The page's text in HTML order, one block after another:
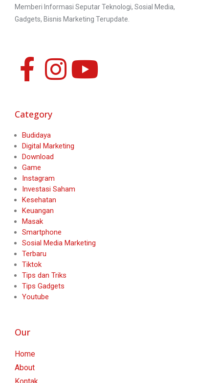
Memberi Informasi Seputar Teknologi, Sosial Media,
Gadgets, Bisnis Marketing Terupdate.
Category
Budidaya
Digital Marketing
Download
Game
Instagram
Investasi Saham
Kesehatan
Keuangan
Masak
Smartphone
Sosial Media Marketing
Terbaru
Tiktok
Tips dan Triks
Tips Gadgets
Youtube
Our
Home
About